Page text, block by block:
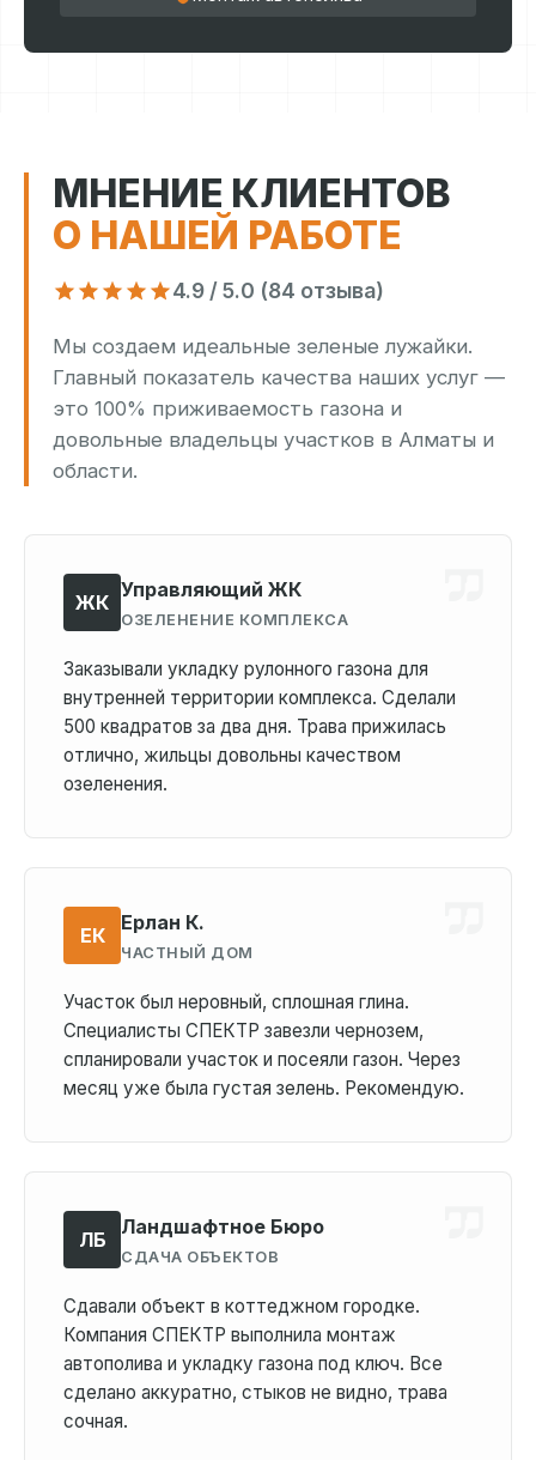
МНЕНИЕ КЛИЕНТОВ
О НАШЕЙ РАБОТЕ
4.9 / 5.0 (84 отзыва)
Мы создаем идеальные зеленые лужайки.
Главный показатель качества наших услуг —
это 100% приживаемость газона и
довольные владельцы участков в Алматы и
области.
ЖК
Управляющий ЖК
ОЗЕЛЕНЕНИЕ КОМПЛЕКСА
Заказывали укладку рулонного газона для
внутренней территории комплекса. Сделали
500 квадратов за два дня. Трава прижилась
отлично, жильцы довольны качеством
озеленения.
ЕК
Ерлан К.
ЧАСТНЫЙ ДОМ
Участок был неровный, сплошная глина.
Специалисты СПЕКТР завезли чернозем,
спланировали участок и посеяли газон. Через
месяц уже была густая зелень. Рекомендую.
ЛБ
Ландшафтное Бюро
СДАЧА ОБЪЕКТОВ
Сдавали объект в коттеджном городке.
Компания СПЕКТР выполнила монтаж
автополива и укладку газона под ключ. Все
сделано аккуратно, стыков не видно, трава
сочная.